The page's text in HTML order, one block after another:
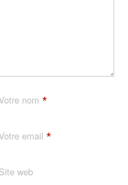
nom *
email *
Site web